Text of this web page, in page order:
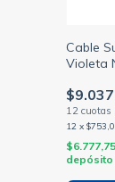
Cable
Violeta
12 x
$6.777,75
depósito